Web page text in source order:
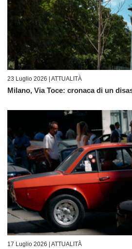
23 Luglio 2026 | ATTUALITÀ
Milano, Via Toce: cronaca di un
17 Luglio 2026 | ATTUALITÀ